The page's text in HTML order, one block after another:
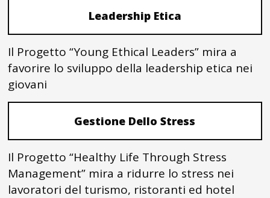
Leadership Etica
Il Progetto “Young Ethical Leaders” mira a
favorire lo sviluppo della leadership etica nei
giovani
Gestione Dello Stress
Il Progetto “Healthy Life Through Stress
Management” mira a ridurre lo stress nei
lavoratori del turismo, ristoranti ed hotel